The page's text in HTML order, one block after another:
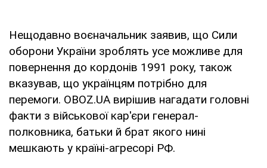
Нещодавно воєначальник заявив, що Сили
оборони України зроблять усе можливе для
повернення до кордонів 1991 року, також
вказував, що українцям потрібно для
перемоги. OBOZ.UA вирішив нагадати головні
факти з військової кар'єри генерал-
полковника, батьки й брат якого нині
мешкають у країні-агресорі РФ.